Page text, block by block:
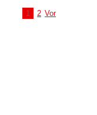
1 2 Vor